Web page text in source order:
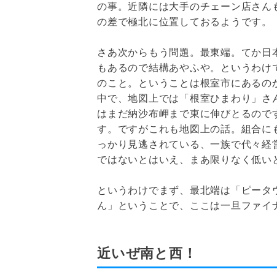
の事。近隣には大手のチェーン店さ
の差で極北に位置しておるようです。
さあ次からもう問題。最東端。てか
もあるので結構あやふや。というわ
のこと。ということは根室市にある
中で、地図上では「根室ひまわり」
はまだ納沙布岬まで東に伸びとるの
す。ですがこれも地図上の話。組合に
っかり見逃されている、一族で代々
ではないとはいえ、まあ限りなく低い
というわけでまず、最北端は「ピー
ん」ということで、ここは一旦ファイ
近いぜ南と西！